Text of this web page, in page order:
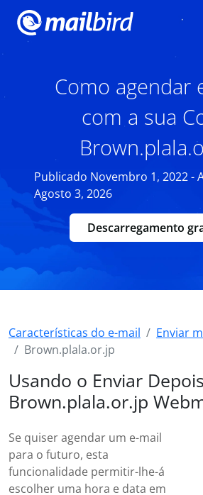
Como agendar
com a sua
Publicado Novembro 1, 2022 -
Agosto 3, 2026
Descarregamento
Características do e-mail
Enviar
Brown.plala.or.jp
Usando o Enviar
Brown.plala.or.jp
Se quiser agendar um e-mail
para o futuro, esta
funcionalidade permitir-lhe-á
escolher uma hora e data em